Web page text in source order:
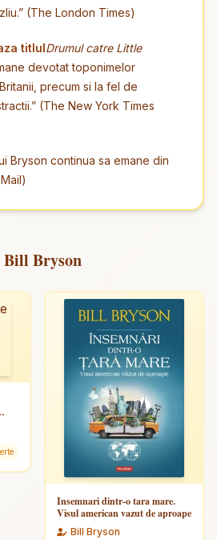
(The London Times)
titlulDrumul catre Little
devotat toponimelor
precum si la fel de
(The New York Times
Bryson continua sa emane din
Bryson
Insemnari dintr-o tara mare.
Visul american vazut de aproape
Bill Bryson